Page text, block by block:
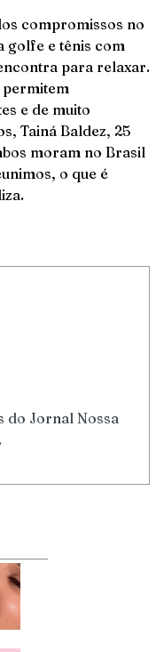
compromissos no
golfe e tênis com
para relaxar.
permitem
e de muito
Tainá Baldez, 25
moram no Brasil
o que é
do Jornal Nossa